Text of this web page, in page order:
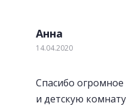
Анна
14.04.2020
Спасибо
и детскую